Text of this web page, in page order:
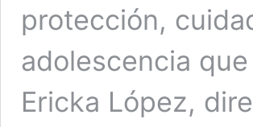
protección,
adolescencia
Ericka López,